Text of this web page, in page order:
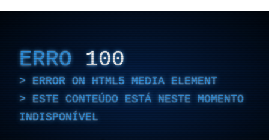
ERRO 100
ERROR ON HTML5 MEDIA ELEMENT
ESTE CONTEÚDO ESTÁ NESTE MOMENTO
INDISPONÍVEL